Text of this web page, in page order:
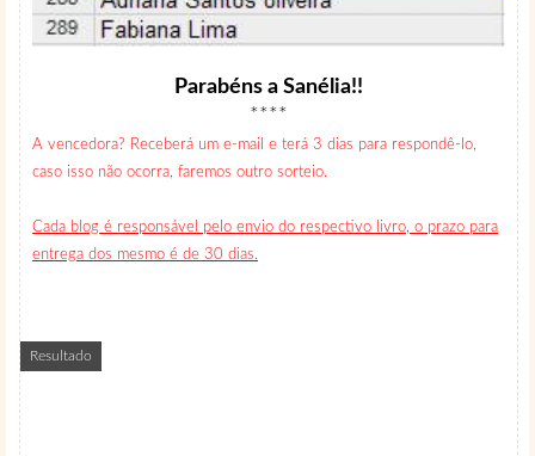
Resultado
Parabéns a Sanélia!!
****
A vencedora? Receberá um e-mail e terá 3 dias para respondê-lo,
caso isso não ocorra, faremos outro sorteio.
Cada blog é responsável pelo envio do respectivo livro, o prazo para
entrega dos mesmo é de 30 dias.